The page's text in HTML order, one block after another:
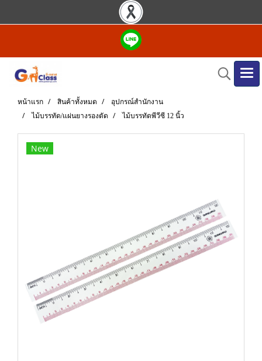
หน้าแรก สินค้าทั้งหมด
อุปกรณ์สำนักงาน
ไม้บรรทัด/แผ่นยางรองตัด
ไม้บรรทัดพีวีซี 12 นิ้ว
New